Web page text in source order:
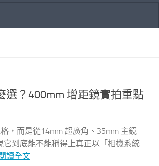
選？400mm 增距鏡實拍重點
，而是從14mm 超廣角、35mm 主鏡
到底能不能稱得上真正以「相機系統
讀全文